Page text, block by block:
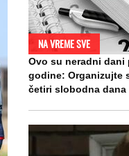
NA VREME SVE
Ovo su neradni dani
godine: Organizujte
četiri slobodna dana